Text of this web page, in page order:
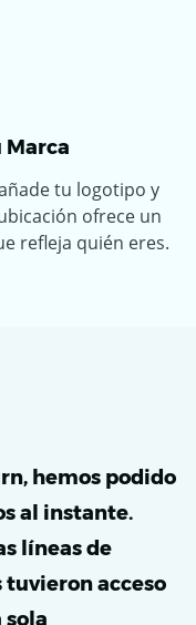
Marca
tu logotipo y
ofrece un
refleja quién eres.
hemos podido
al instante.
líneas de
acceso
sola